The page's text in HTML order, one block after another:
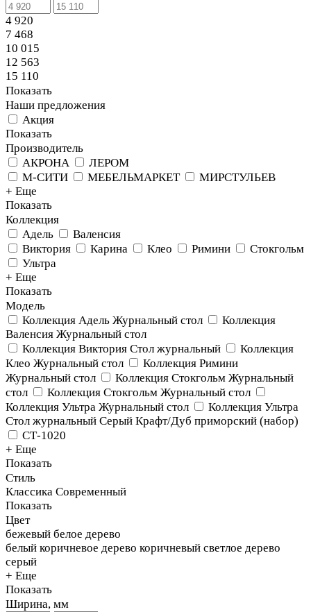
4 920
7 468
10 015
12 563
15 110
Показать
Наши предложения
Акция
Показать
Производитель
АКРОНА
ЛЕРОМ
М-СИТИ
МЕБЕЛЬМАРКЕТ
МИРСТУЛЬЕВ
+ Еще
Показать
Коллекция
Адель
Валенсия
Виктория
Карина Клео Римини
Стокгольм
Ультра
+ Еще
Показать
Модель
Коллекция Адель Журнальный стол
Коллекция
Валенсия Журнальный стол
Коллекция Виктория Стол журнальный
Коллекция
Клео Журнальный стол
Коллекция Римини
Журнальный стол
Коллекция Стокгольм Журнальный
стол
Коллекция Стокгольм Журнальный стол
Коллекция Ультра Журнальный стол
Коллекция Ультра
Стол журнальный Серый Крафт/Дуб приморский (набор)
СТ-1020
+ Еще
Показать
Стиль
Классика Современный
Показать
Цвет
бежевый белое дерево
белый коричневое дерево коричневый светлое дерево
серый
+ Еще
Показать
Ширина, мм